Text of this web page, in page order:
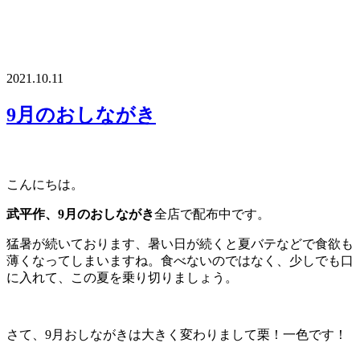
2021.10.11
9月のおしながき
こんにちは。
武平作、9月のおしながき全店で配布中です。
猛暑が続いております、暑い日が続くと夏バテなどで食欲も
薄くなってしまいますね。食べないのではなく、少しでも口
に入れて、この夏を乗り切りましょう。
さて、9月おしながきは大きく変わりまして栗！一色です！